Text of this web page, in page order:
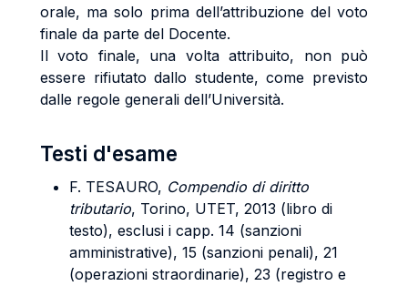
orale, ma solo prima dell’attribuzione del voto
finale da parte del Docente.
Il voto finale, una volta attribuito, non può
essere rifiutato dallo studente, come previsto
dalle regole generali dell’Università.
Testi d'esame
F. TESAURO, Compendio di diritto
tributario, Torino, UTET, 2013 (libro di
testo), esclusi i capp. 14 (sanzioni
amministrative), 15 (sanzioni penali), 21
(operazioni straordinarie), 23 (registro e